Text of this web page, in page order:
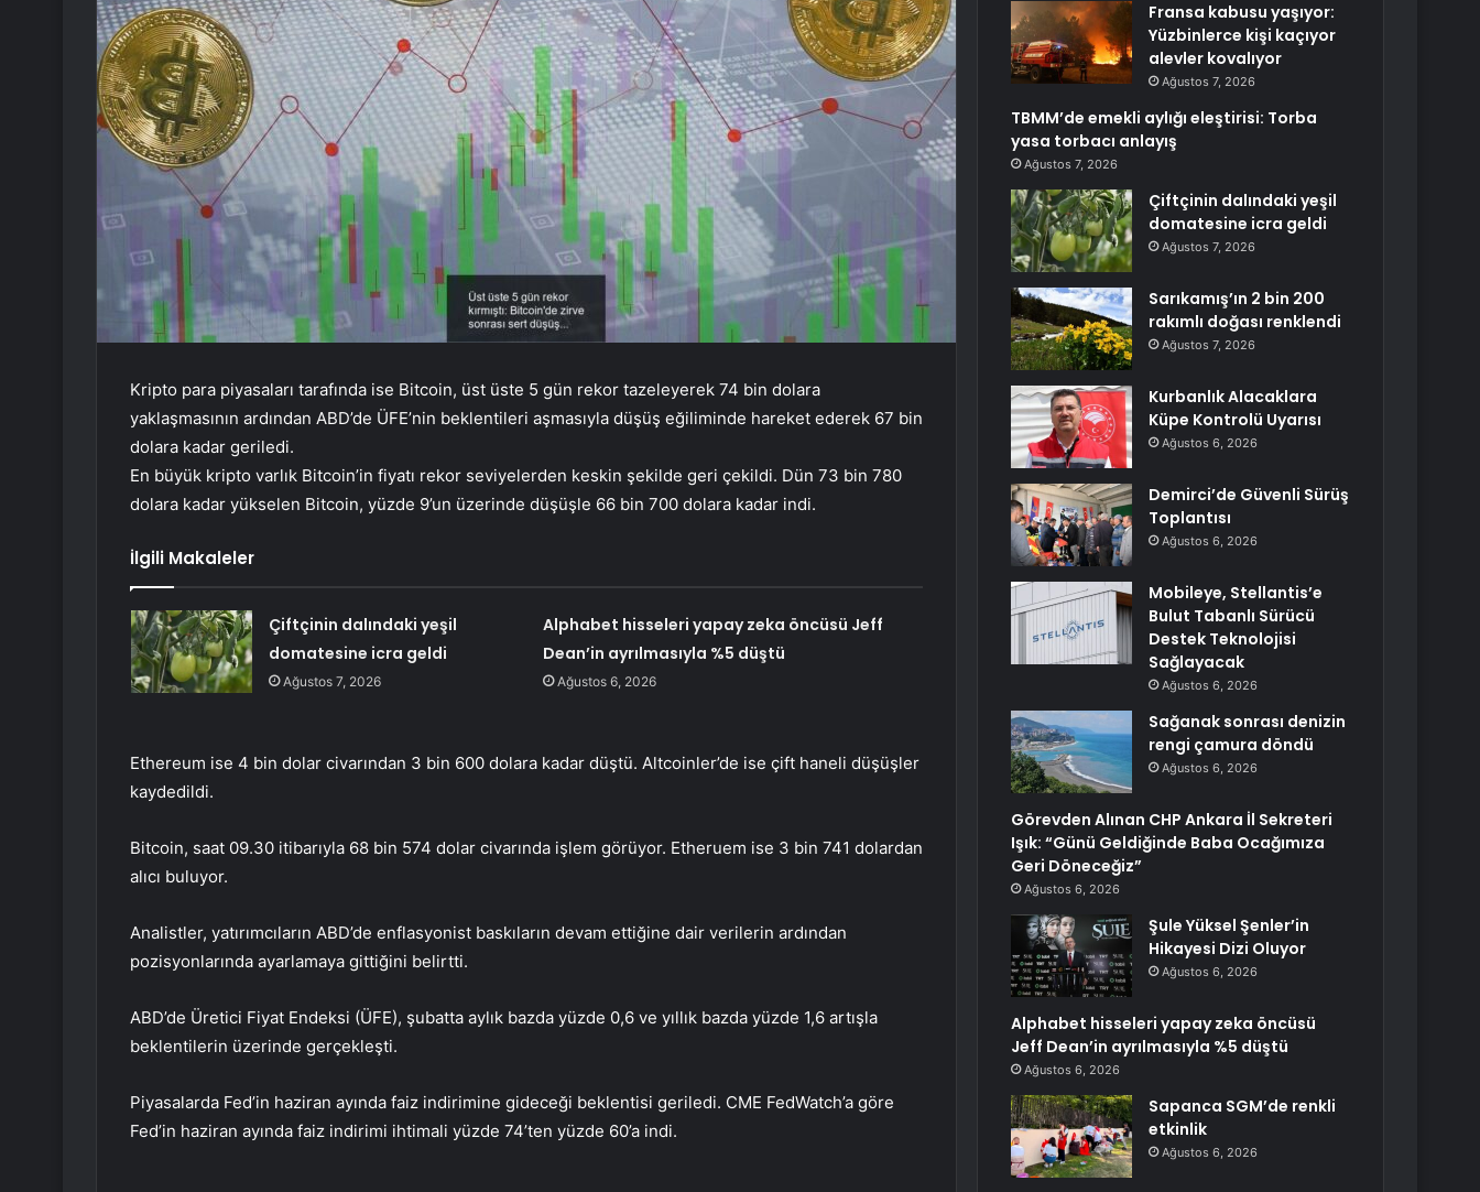
Kripto para piyasaları tarafında ise Bitcoin, üst üste 5 gün rekor tazeleyerek 74 bin dolara
yaklaşmasının ardından ABD’de ÜFE’nin beklentileri aşmasıyla düşüş eğiliminde hareket ederek 67 bin
dolara kadar geriledi.
En büyük kripto varlık Bitcoin’in fiyatı rekor seviyelerden keskin şekilde geri çekildi. Dün 73 bin 780
dolara kadar yükselen Bitcoin, yüzde 9’un üzerinde düşüşle 66 bin 700 dolara kadar indi.
İlgili Makaleler
Çiftçinin dalındaki yeşil
domatesine icra geldi
Ağustos 7, 2026
Alphabet hisseleri yapay zeka öncüsü Jeff
Dean’in ayrılmasıyla %5 düştü
Ağustos 6, 2026
Ethereum ise 4 bin dolar civarından 3 bin 600 dolara kadar düştü. Altcoinler’de ise çift haneli düşüşler
kaydedildi.
Bitcoin, saat 09.30 itibarıyla 68 bin 574 dolar civarında işlem görüyor. Etheruem ise 3 bin 741 dolardan
alıcı buluyor.
Analistler, yatırımcıların ABD’de enflasyonist baskıların devam ettiğine dair verilerin ardından
pozisyonlarında ayarlamaya gittiğini belirtti.
ABD’de Üretici Fiyat Endeksi (ÜFE), şubatta aylık bazda yüzde 0,6 ve yıllık bazda yüzde 1,6 artışla
beklentilerin üzerinde gerçekleşti.
Piyasalarda Fed’in haziran ayında faiz indirimine gideceği beklentisi geriledi. CME FedWatch’a göre
Fed’in haziran ayında faiz indirimi ihtimali yüzde 74’ten yüzde 60’a indi.
Fransa kabusu yaşıyor:
Yüzbinlerce kişi kaçıyor
alevler kovalıyor
Ağustos 7, 2026
TBMM’de emekli aylığı eleştirisi: Torba
yasa torbacı anlayış
Ağustos 7, 2026
Çiftçinin dalındaki yeşil
domatesine icra geldi
Ağustos 7, 2026
Sarıkamış’ın 2 bin 200
rakımlı doğası renklendi
Ağustos 7, 2026
Kurbanlık Alacaklara
Küpe Kontrolü Uyarısı
Ağustos 6, 2026
Demirci’de Güvenli Sürüş
Toplantısı
Ağustos 6, 2026
Mobileye, Stellantis’e
Bulut Tabanlı Sürücü
Destek Teknolojisi
Sağlayacak
Ağustos 6, 2026
Sağanak sonrası denizin
rengi çamura döndü
Ağustos 6, 2026
Görevden Alınan CHP Ankara İl Sekreteri
Işık: “Günü Geldiğinde Baba Ocağımıza
Geri Döneceğiz”
Ağustos 6, 2026
Şule Yüksel Şenler’in
Hikayesi Dizi Oluyor
Ağustos 6, 2026
Alphabet hisseleri yapay zeka öncüsü
Jeff Dean’in ayrılmasıyla %5 düştü
Ağustos 6, 2026
Sapanca SGM’de renkli
etkinlik
Ağustos 6, 2026